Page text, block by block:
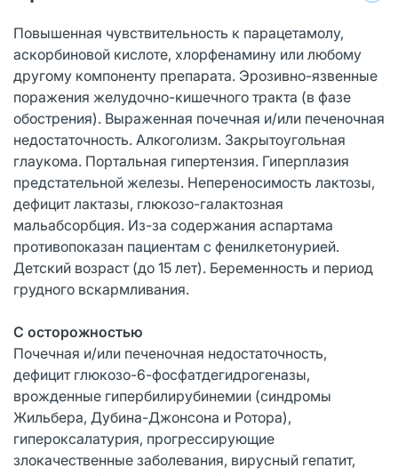
Повышенная чувствительность к парацетамолу,
аскорбиновой кислоте, хлорфенамину или любому
другому компоненту препарата. Эрозивно-язвенные
поражения желудочно-кишечного тракта (в фазе
обострения). Выраженная почечная и/или печеночная
недостаточность. Алкоголизм. Закрытоугольная
глаукома. Портальная гипертензия. Гиперплазия
предстательной железы. Непереносимость лактозы,
дефицит лактазы, глюкозо-галактозная
мальабсорбция. Из-за содержания аспартама
противопоказан пациентам с фенилкетонурией.
Детский возраст (до 15 лет). Беременность и период
грудного вскармливания.
С осторожностью
Почечная и/или печеночная недостаточность,
дефицит глюкозо-6-фосфатдегидрогеназы,
врожденные гипербилирубинемии (синдромы
Жильбера, Дубина-Джонсона и Ротора),
гипероксалатурия, прогрессирующие
злокачественные заболевания, вирусный гепатит,